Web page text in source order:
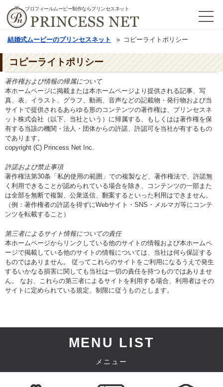
プロフィールムービー制作ならプリンセスネット
結婚式ムービーのプリンセスネット コピーライトポリシー
コピーライトポリシー
著作権および情報の帰属について
本ホームページに掲載または本ホームページより提供される記事、写
真、表、イラスト、グラフ、動画、音声などの記載物・発行物および当
サイトで提供されるあらゆる形のコンテンツの著作権は、プリンセスネ
ット株式会社（以下、当社という）に帰属する、もしくはは著作権を保
有する当該の機関・法人・団体からの許諾、許認可を当社が有するもの
であります。
copyright (C) Princess Net Inc.
許諾および禁止事項
著作権法第30条「私的使用の範囲」での複製など、著作権法で、許諾無
く利用できることが認められている場合を除き、コンテンツの一部また
は全部を無断で複製、公衆送信、翻案するといった利用はできません。
（例：著作権者の許諾を得ずにWebサイト・SNS・メルマガ等にコンテ
ンツを転載すること）
第三者によるサイト情報についての責任
本ホームページからリンクしている他のサイトの情報および本ホームペ
ージで掲載している他のサイトの情報については、当社は何ら保証する
ものではありません。 従ってこれらのサイトをご利用になるうえで発生
するいかなる損害に関しても当社は一切の責任を持つものではありませ
ん。 なお、これらの第三者によるサイトを利用する場合、利用者はその
サイトに定められている規定、制限に従うものとします。
MENU LIST
メニュー